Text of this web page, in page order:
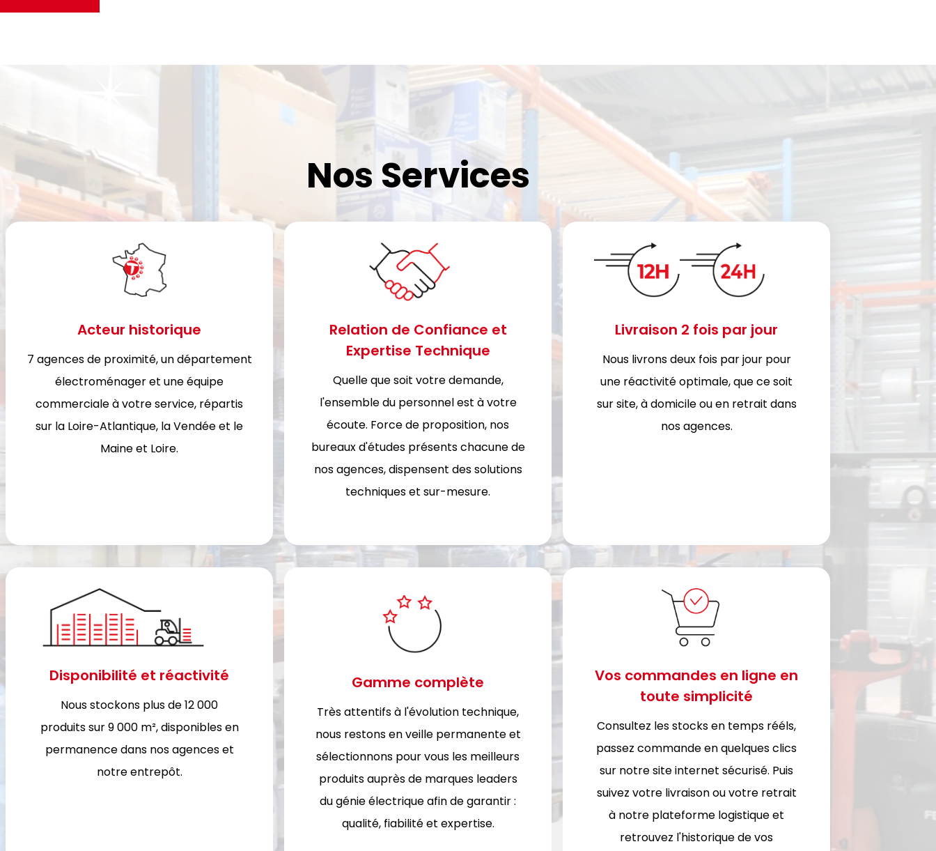
Nos Services
Acteur historique
7 agences de proximité, un département
électroménager et une équipe
commerciale à votre service, répartis
sur la Loire-Atlantique, la Vendée et le
Maine et Loire.
Relation de Confiance et
Expertise Technique
Quelle que soit votre demande,
l'ensemble du personnel est à votre
écoute. Force de proposition, nos
bureaux d'études présents chacune de
nos agences, dispensent des solutions
techniques et sur-mesure.
Livraison 2 fois par jour
Nous livrons deux fois par jour pour
une réactivité optimale, que ce soit
sur site, à domicile ou en retrait dans
nos agences.
Disponibilité et réactivité
​Nous stockons plus de 12 000
produits sur 9 000 m², disponibles en
permanence dans nos agences et
notre entrepôt.
Gamme complète
Très attentifs à l'évolution technique,
nous restons en veille permanente et
sélectionnons pour vous les meilleurs
produits auprès de marques leaders
du génie électrique afin de garantir :
qualité, fiabilité et expertise.
Vos commandes en ligne en
toute simplicité
Consultez les stocks en temps rééls,
passez commande en quelques clics
sur notre site internet sécurisé. Puis
suivez votre livraison ou votre retrait
à notre plateforme logistique et
retrouvez l'historique de vos